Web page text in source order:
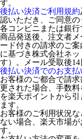
す。
後払い決済ご利用規約
認いただき、ご同意の
各コンビニまたは銀行
商品発送後、注文者
ード付きの請求のご
に基づき株式会社ネ
す）。メール受取後14
後払い決済でのお支払
お客様のご都合で請
更された場合、手数
を楽天ポイントから
ます。
お客様のご利用状況
ない場合、楽天市場
す。